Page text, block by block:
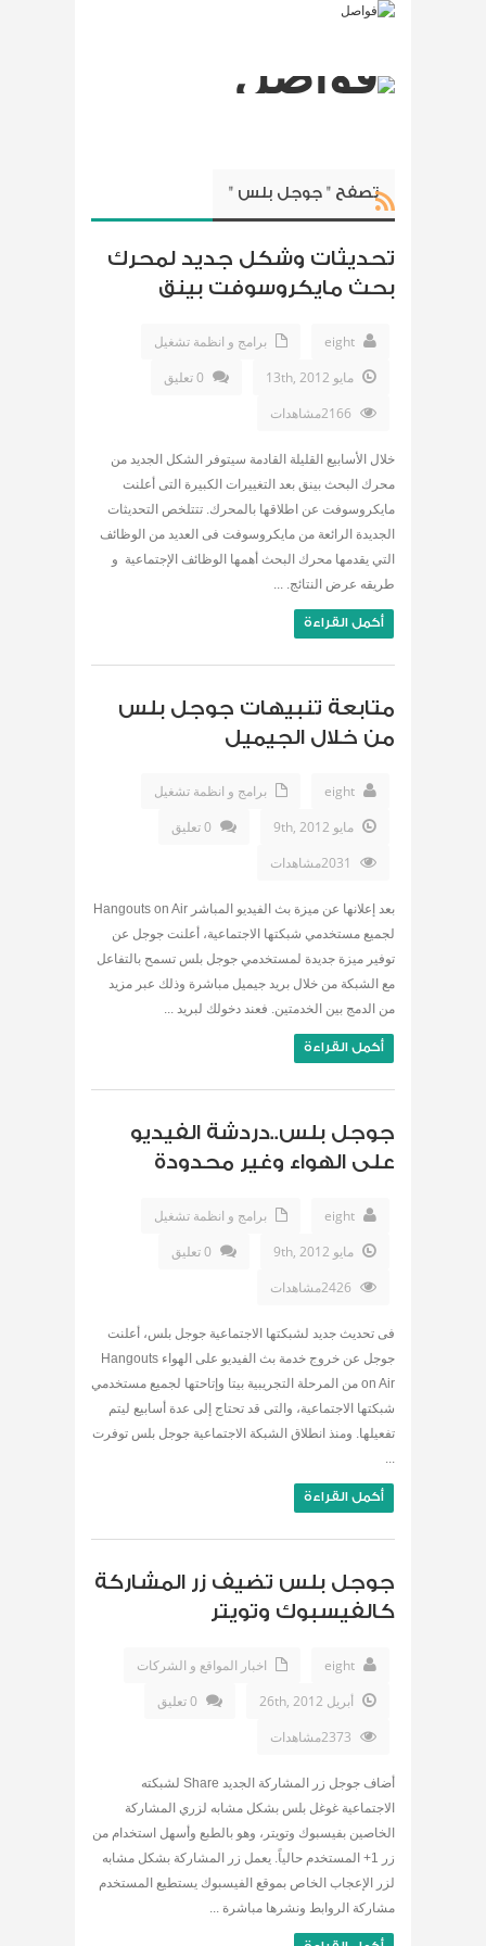
تصفح " جوجل بلس "
تحديثات وشكل جديد لمحرك
بحث مايكروسوفت بينق
eight
برامج و انظمة تشغيل
مايو 13th, 2012
0 تعليق
خلال الأسابيع القليلة القادمة سيتوفر الشكل الجديد من
محرك البحث بينق بعد التغييرات الكبيرة التى أعلنت
مايكروسوفت عن اطلاقها بالمحرك. تتتلخص التحديثات
الجديدة الرائعة من مايكروسوفت فى العديد من الوظائف
التي يقدمها محرك البحث أهمها الوظائف الإجتماعية و
طريقه عرض النتائج. ...
أكمل القراءة
متابعة تنبيهات جوجل بلس
من خلال الجيميل
eight
برامج و انظمة تشغيل
مايو 9th, 2012
0 تعليق
بعد إعلانها عن ميزة بث الفيديو المباشر Hangouts on Air
لجميع مستخدمي شبكتها الاجتماعية، أعلنت جوجل عن
توفير ميزة جديدة لمستخدمي جوجل بلس تسمح بالتفاعل
مع الشبكة من خلال بريد جيميل مباشرة وذلك عبر مزيد
من الدمج بين الخدمتين. فعند دخولك لبريد ...
أكمل القراءة
جوجل بلس..دردشة الفيديو
على الهواء وغير محدودة
eight
برامج و انظمة تشغيل
مايو 9th, 2012
0 تعليق
فى تحديث جديد لشبكتها الاجتماعية جوجل بلس، أعلنت
جوجل عن خروج خدمة بث الفيديو على الهواء Hangouts
on Air من المرحلة التجريبية بيتا وإتاحتها لجميع مستخدمي
شبكتها الاجتماعية، والتى قد تحتاج إلى عدة أسابيع ليتم
تفعيلها. ومنذ انطلاق الشبكة الاجتماعية جوجل بلس توفرت
...
أكمل القراءة
جوجل بلس تضيف زر المشاركة
كالفيسبوك وتويتر
eight
اخبار المواقع و الشركات
أبريل 26th, 2012
0 تعليق
أضاف جوجل زر المشاركة الجديد Share لشبكته
الاجتماعية غوغل بلس بشكل مشابه لزري المشاركة
الخاصين بفيسبوك وتويتر، وهو بالطبع وأسهل استخدام من
زر 1+ المستخدم حالياً. يعمل زر المشاركة بشكل مشابه
لزر الإعجاب الخاص بموقع الفيسبوك يستطيع المستخدم
مشاركة الروابط ونشرها مباشرة ...